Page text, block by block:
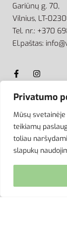
Privatumo
Mūsų
teikiamų
toliau
slapukų
Gariūnų g. 70,
Vilnius, LT-
Tel. nr.: +370
El.paštas: